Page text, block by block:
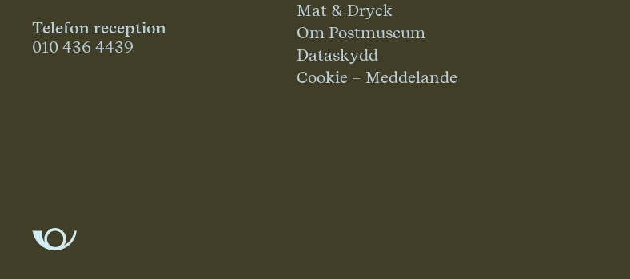
Telefon reception
010 436 4439
Mat & Dryck
Om Postmuseum
Dataskydd
Cookie – Meddelande